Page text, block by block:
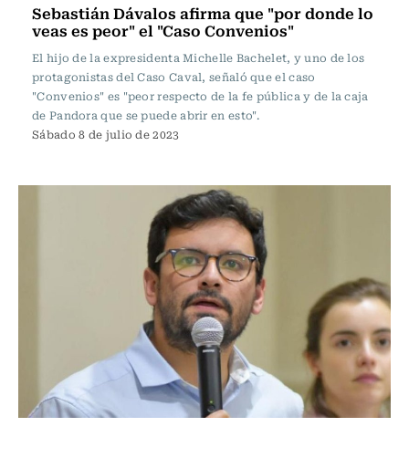
Sebastián Dávalos afirma que "por donde lo
veas es peor" el "Caso Convenios"
El hijo de la expresidenta Michelle Bachelet, y uno de los
protagonistas del Caso Caval, señaló que el caso
"Convenios" es "peor respecto de la fe pública y de la caja
de Pandora que se puede abrir en esto".
Sábado 8 de julio de 2023